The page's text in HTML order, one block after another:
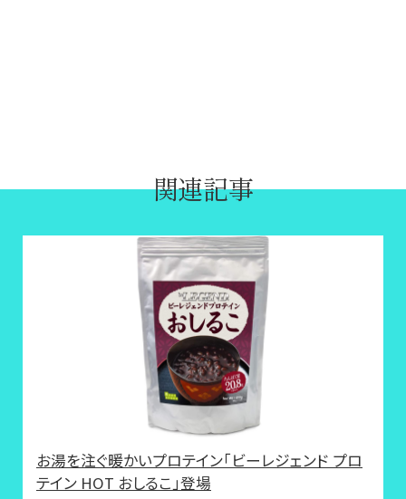
関連記事
お湯を注ぐ暖かいプロテイン「ビーレジェンド プロ
テイン HOT おしるこ」登場